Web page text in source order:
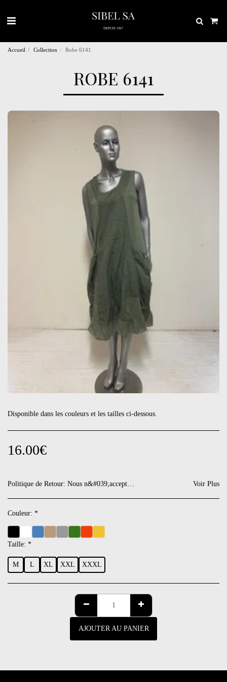
Accueil Collection Robe 6141
ROBE 6141
Disponible dans les couleurs et les tailles ci-dessous.
16.00€
Politique de Retour: Nous n&#039;acceptons pas de retour. Si toutefois il devait y avoir un défaut, nous nous gardons de vous proposer une note de crédit sur votre prochaine commande. Voir Plus
Couleur: *
Taille: *
M L XL XXL XXXL
AJOUTER AU PANIER